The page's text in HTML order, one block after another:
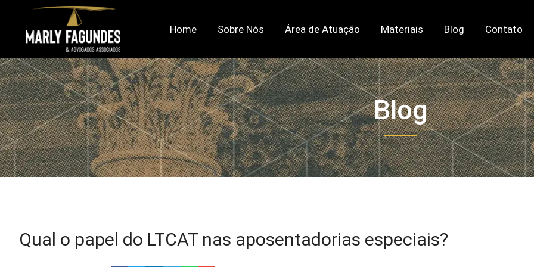
Home Sobre Nós Área de Atuação Materiais Blog Contato
Blog
Qual o papel do LTCAT nas aposentadorias especiais?